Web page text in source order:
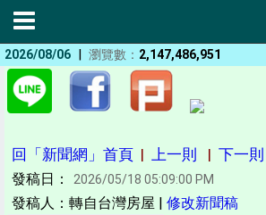
2026/08/06 | 瀏覽數： 2,147,486,951
回「新聞網」首頁 | 上一則 | 下一則
發稿日： 2026/05/18 05:09:00 PM
發稿人：轉自台灣房屋 | 修改新聞稿